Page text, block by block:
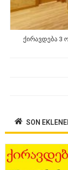
ქირავდება 3
SON